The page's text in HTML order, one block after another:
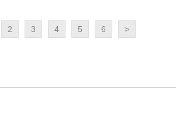
2 3 4 5 6 >